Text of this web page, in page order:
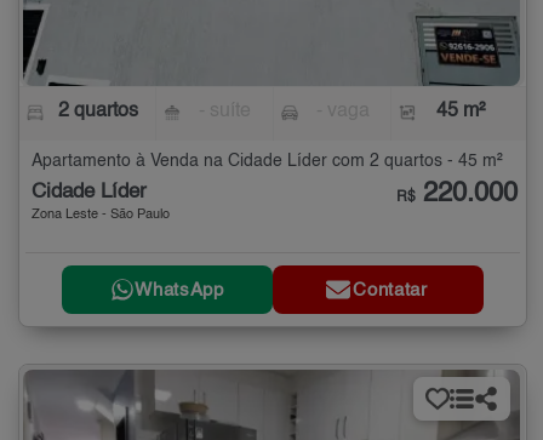
2 quartos 45 m²
Apartamento à Venda na Cidade Líder com 2 quartos - 45 m²
Cidade Líder
Zona Leste - São Paulo
R$ 220.000
WhatsApp Contatar